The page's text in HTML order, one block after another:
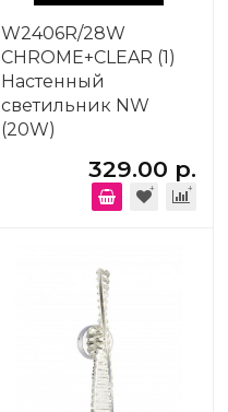
W2406R/28W
CHROME+CLEAR (1)
Настенный
светильник NW
(20W)
329.00 р.